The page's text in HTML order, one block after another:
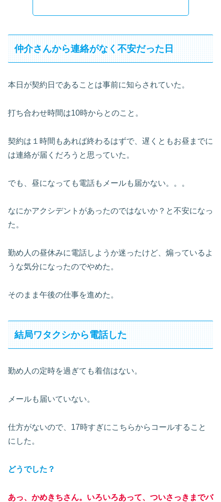
仲介さんから連絡がなく不安だった日
本日が契約日であることは事前に知らされていた。
打ち合わせ時間は10時からとのこと。
契約は１時間もあれば終わるはずで、遅くともお昼までに
は連絡が届くだろうと思っていた。
でも、昼になっても電話もメールも届かない。。。
なにかアクシデントがあったのではないか？と不安になっ
た。
勤め人の昼休みに電話しようか迷ったけど、煽っているよ
うな気分になったのでやめた。
そのまま午後の仕事を進めた。
結局ワタクシから電話した
勤め人の定時を過ぎても着信はない。
メールも届いていない。
仕方がないので、17時すぎにこちらからコールすること
にした。
どうでした？
あっ、かめきちさん。いろいろあって、 ついさっきまでバ